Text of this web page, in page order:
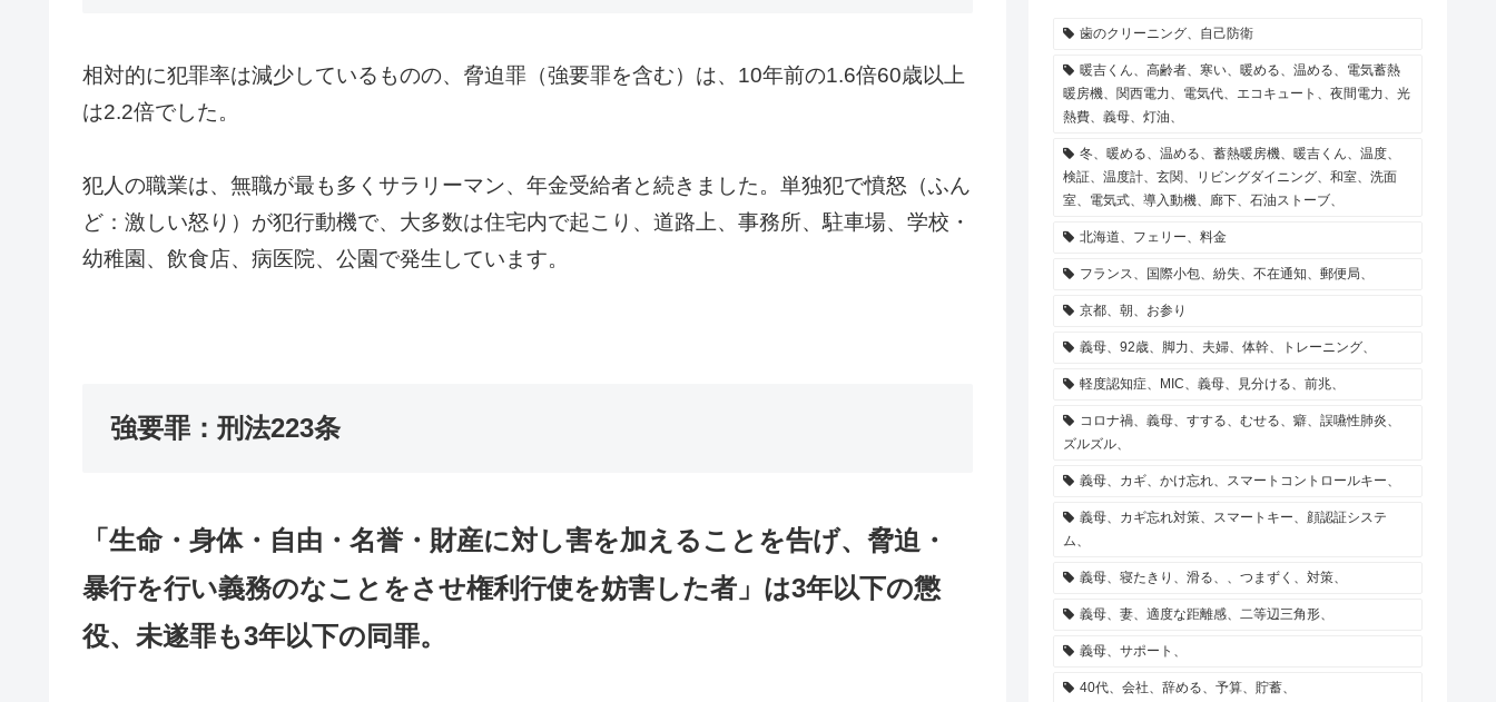
相対的に犯罪率は減少しているものの、 脅迫罪（強要罪を含む）は、10年前の1.6倍60歳以上
は2.2倍でした。
犯人の職業は、無職が最も多くサラリーマン、年金受給者と続きました。 単独犯で憤怒（ふん
ど：激しい怒り）が犯行動機で、 大多数は住宅内で起こり、道路上、事務所、駐車場、学校・
幼稚園、 飲食店、病医院、公園で発生しています。
強要罪：刑法223条
「生命・身体・自由・名誉・財産に対し害を加えることを告げ、 脅迫・
暴行を行い義務のなことをさせ権利行使を妨害した者」 は3年以下の懲
役、未遂罪も3年以下の同罪。
歯のクリーニング、自己防衛
暖吉くん、高齢者、寒い、暖める、温める、電気蓄熱
暖房機、関西電力、電気代、エコキュート、夜間電力、光
熱費、義母、灯油、
冬、暖める、温める、蓄熱暖房機、暖吉くん、温度、
検証、温度計、玄関、リビングダイニング、和室、洗面
室、電気式、導入動機、廊下、石油ストーブ、
北海道、フェリー、料金
フランス、国際小包、紛失、不在通知、郵便局、
京都、朝、お参り
義母、92歳、脚力、夫婦、体幹、トレーニング、
軽度認知症、MIC、義母、見分ける、前兆、
コロナ禍、義母、すする、むせる、癖、誤嚥性肺炎、
ズルズル、
義母、カギ、かけ忘れ、スマートコントロールキー、
義母、カギ忘れ対策、スマートキー、顔認証システ
ム、
義母、寝たきり、滑る、、つまずく、対策、
義母、妻、適度な距離感、二等辺三角形、
義母、サポート、
40代、会社、辞める、予算、貯蓄、